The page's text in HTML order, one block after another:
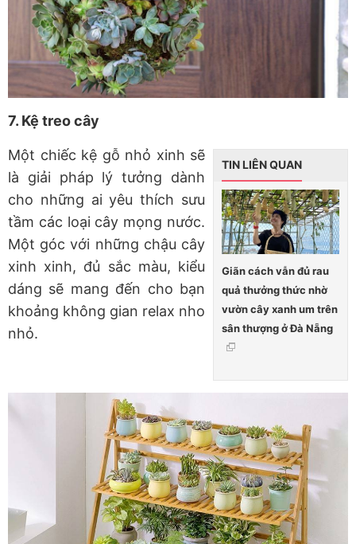
7. Kệ treo cây
TIN LIÊN QUAN
Giãn cách vẫn đủ rau
quả thưởng thức nhờ
vườn cây xanh um trên
sân thượng ở Đà Nẵng
Một chiếc kệ gỗ nhỏ xinh sẽ
là giải pháp lý tưởng dành
cho những ai yêu thích sưu
tầm các loại cây mọng nước.
Một góc với những chậu cây
xinh xinh, đủ sắc màu, kiểu
dáng sẽ mang đến cho bạn
khoảng không gian relax nho
nhỏ.